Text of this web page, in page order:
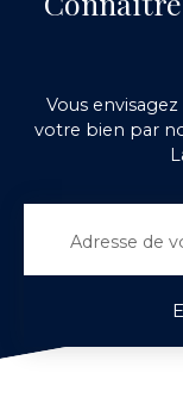
Vous
votre bien par
Adresse de